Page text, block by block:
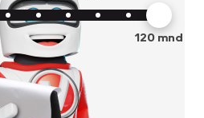
120mnd